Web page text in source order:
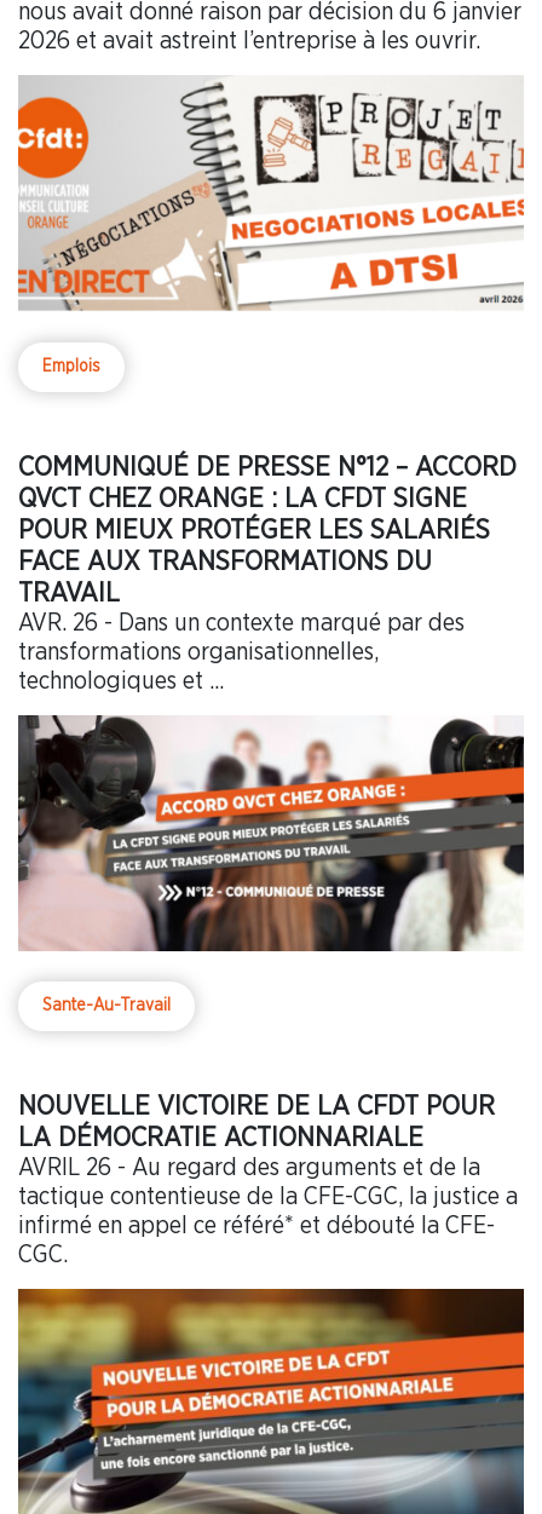
nous avait donné raison par décision du 6 janvier
2026 et avait astreint l’entreprise à les ouvrir.
Emplois
COMMUNIQUÉ DE PRESSE N°12 – ACCORD
QVCT CHEZ ORANGE : LA CFDT SIGNE
POUR MIEUX PROTÉGER LES SALARIÉS
FACE AUX TRANSFORMATIONS DU
TRAVAIL
AVR. 26 - Dans un contexte marqué par des
transformations organisationnelles,
technologiques et ...
Sante-Au-Travail
NOUVELLE VICTOIRE DE LA CFDT POUR
LA DÉMOCRATIE ACTIONNARIALE
AVRIL 26 - Au regard des arguments et de la
tactique contentieuse de la CFE-CGC, la justice a
infirmé en appel ce référé* et débouté la CFE-
CGC.